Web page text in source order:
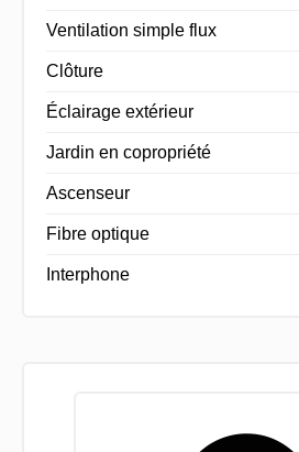
Ventilation simple flux
Clôture
Éclairage extérieur
Jardin en copropriété
Ascenseur
Fibre optique
Interphone